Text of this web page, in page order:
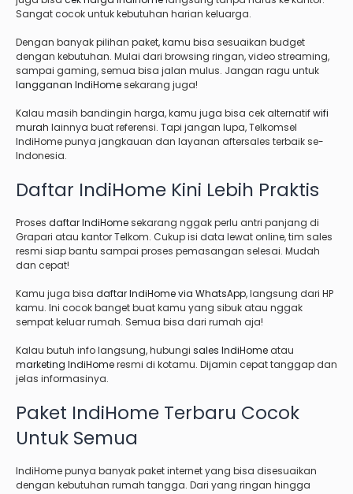
Sangat cocok untuk kebutuhan harian keluarga.
Dengan banyak pilihan paket, kamu bisa sesuaikan budget
dengan kebutuhan. Mulai dari browsing ringan, video streaming,
sampai gaming, semua bisa jalan mulus. Jangan ragu untuk
langganan IndiHomesekarang juga!
Kalau masih bandingin harga, kamu juga bisa cek alternatifwifi
murah lainnya buat referensi. Tapi jangan lupa, Telkomsel
IndiHome punya jangkauan dan layanan aftersales terbaik se-
Indonesia.
Daftar IndiHome Kini Lebih Praktis
Proses daftar IndiHomesekarang nggak perlu antri panjang di
Grapari atau kantor Telkom. Cukup isi data lewat online, tim sales
resmi siap bantu sampai proses pemasangan selesai. Mudah
dan cepat!
Kamu juga bisa daftar IndiHome via WhatsApp, langsung dari HP
kamu. Ini cocok banget buat kamu yang sibuk atau nggak
sempat keluar rumah. Semua bisa dari rumah aja!
Kalau butuh info langsung, hubungi sales IndiHomeatau
marketing IndiHomeresmi di kotamu. Dijamin cepat tanggap dan
jelas informasinya.
Paket IndiHome Terbaru Cocok
Untuk Semua
IndiHome punya banyak paket internet yang bisa disesuaikan
dengan kebutuhan rumah tangga. Dari yang ringan hingga